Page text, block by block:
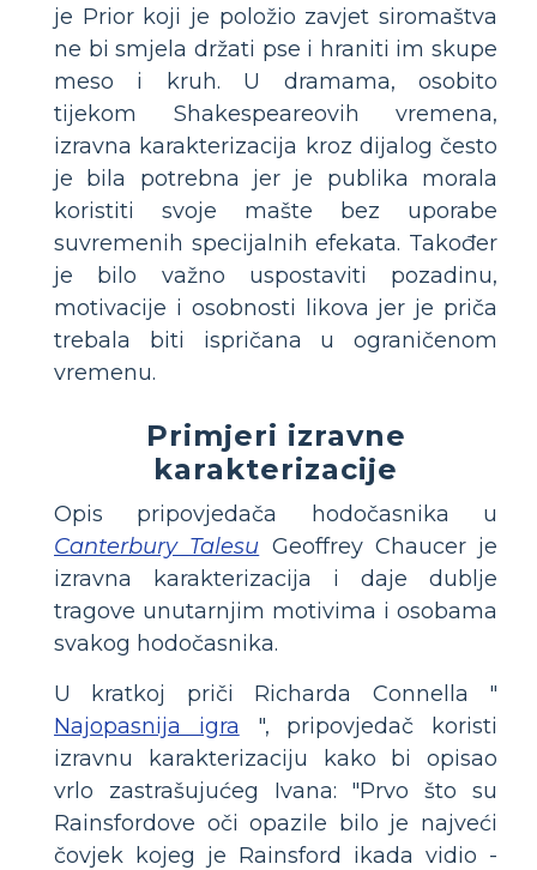
je Prior koji je položio zavjet siromaštva
ne bi smjela držati pse i hraniti im skupe
meso i kruh. U dramama, osobito
tijekom Shakespeareovih vremena,
izravna karakterizacija kroz dijalog često
je bila potrebna jer je publika morala
koristiti svoje mašte bez uporabe
suvremenih specijalnih efekata. Također
je bilo važno uspostaviti pozadinu,
motivacije i osobnosti likova jer je priča
trebala biti ispričana u ograničenom
vremenu.
Primjeri izravne
karakterizacije
Opis pripovjedača hodočasnika u
Canterbury Talesu Geoffrey Chaucer je
izravna karakterizacija i daje dublje
tragove unutarnjim motivima i osobama
svakog hodočasnika.
U kratkoj priči Richarda Connella "
Najopasnija igra ", pripovjedač koristi
izravnu karakterizaciju kako bi opisao
vrlo zastrašujućeg Ivana: "Prvo što su
Rainsfordove oči opazile bilo je najveći
čovjek kojeg je Rainsford ikada vidio -